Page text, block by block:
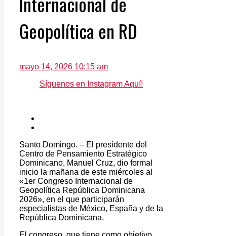
Geopolítica en RD
mayo 14, 2026 10:15 am
Síguenos en Instagram Aquí!
Santo Domingo. – El presidente del
Centro de Pensamiento Estratégico
Dominicano, Manuel Cruz, dio formal
inicio la mañana de este miércoles al
«1er Congreso Internacional de
Geopolítica República Dominicana
2026», en el que participarán
especialistas de México, España y de la
República Dominicana.